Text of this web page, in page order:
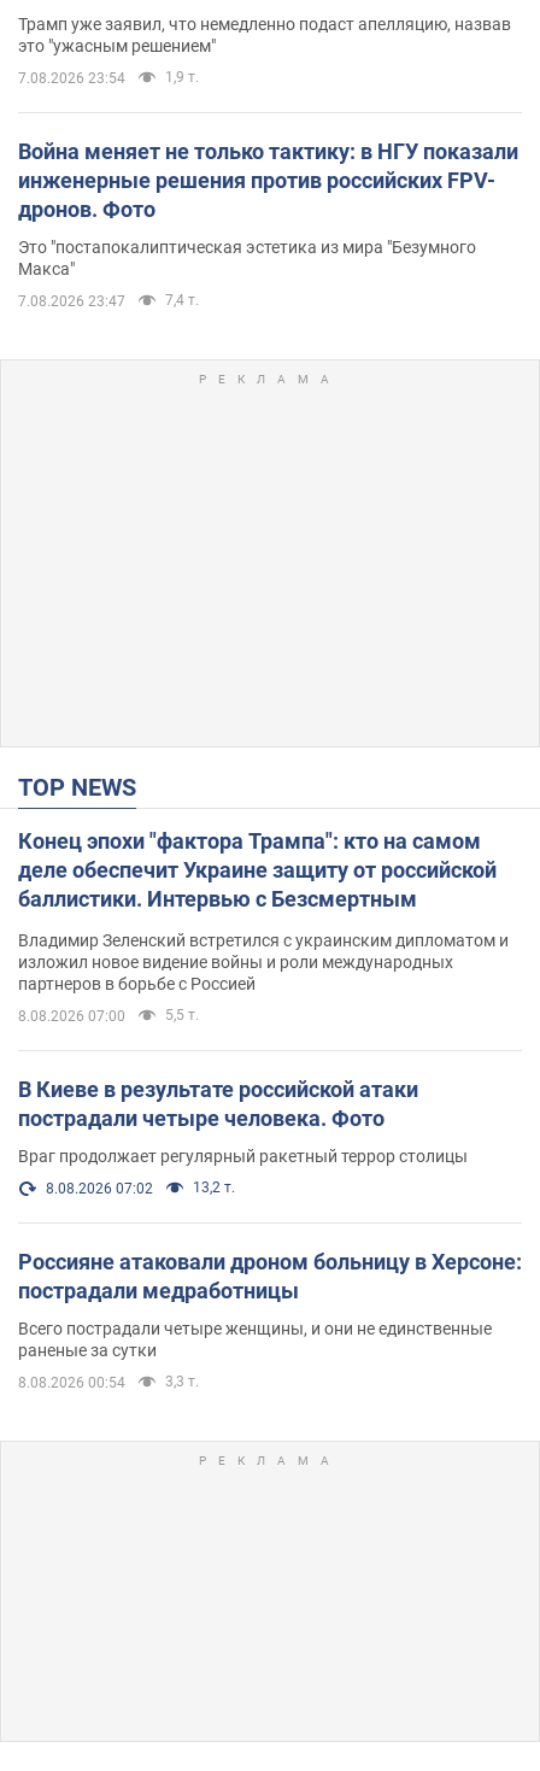
Трамп уже заявил, что немедленно подаст апелляцию, назвав
это "ужасным решением"
7.08.2026 23:54 1,9 т.
Война меняет не только тактику: в НГУ показали
инженерные решения против российских FPV-
дронов. Фото
Это "постапокалиптическая эстетика из мира "Безумного
Макса"
7.08.2026 23:47 7,4 т.
TOP NEWS
Конец эпохи "фактора Трампа": кто на самом
деле обеспечит Украине защиту от российской
баллистики. Интервью с Безсмертным
Владимир Зеленский встретился с украинским дипломатом и
изложил новое видение войны и роли международных
партнеров в борьбе с Россией
8.08.2026 07:00 5,5 т.
В Киеве в результате российской атаки
пострадали четыре человека. Фото
Враг продолжает регулярный ракетный террор столицы
8.08.2026 07:02 13,2 т.
Россияне атаковали дроном больницу в Херсоне:
пострадали медработницы
Всего пострадали четыре женщины, и они не единственные
раненые за сутки
8.08.2026 00:54 3,3 т.